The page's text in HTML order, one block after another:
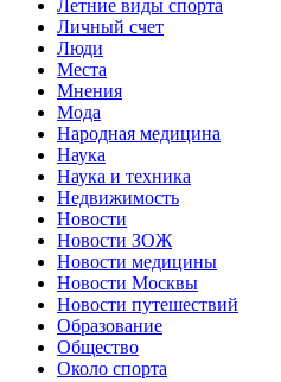
Летние виды спорта
Личный счет
Люди
Места
Мнения
Мода
Народная медицина
Наука
Наука и техника
Недвижимость
Новости
Новости ЗОЖ
Новости медицины
Новости Москвы
Новости путешествий
Образование
Общество
Около спорта